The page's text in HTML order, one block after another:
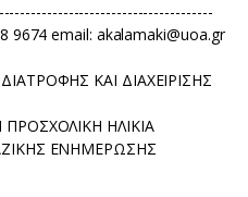
email: akalamaki@uoa.gr
ΚΑΙ ΔΙΑΧΕΙΡΙΣΗΣ
ΗΛΙΚΙΑ
ΕΝΗΜΕΡΩΣΗΣ